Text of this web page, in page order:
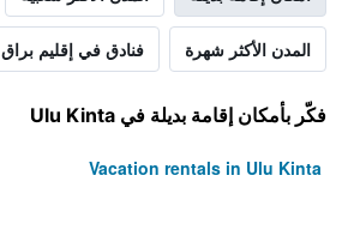
المدن الأكثر شهرة فنادق في إقليم براق
فكّر بأمكان إقامة بديلة في Ulu Kinta
Vacation rentals in Ulu Kinta